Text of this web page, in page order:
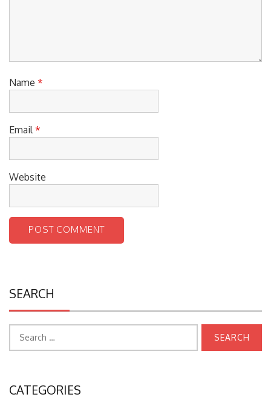
Name *
Email *
Website
SEARCH
CATEGORIES